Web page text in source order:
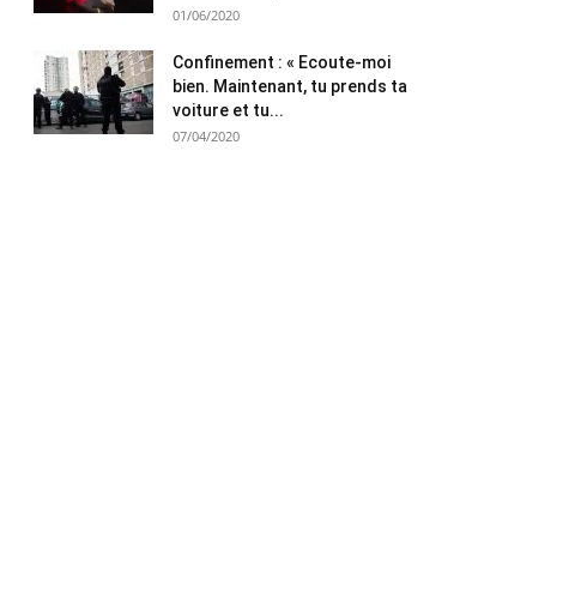
01/06/2020
Confinement : « Ecoute-moi
bien. Maintenant, tu prends ta
voiture et tu...
07/04/2020